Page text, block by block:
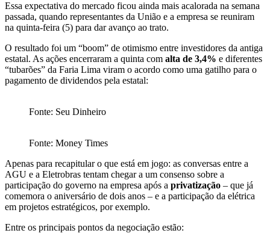
Essa expectativa do mercado ficou ainda mais acalorada na semana
passada, quando representantes da União e a empresa se reuniram
na quinta-feira (5) para dar avanço ao trato.
O resultado foi um “boom” de otimismo entre investidores da antiga
estatal. As ações encerraram a quinta com alta de 3,4% e diferentes
“tubarões” da Faria Lima viram o acordo como uma gatilho para o
pagamento de dividendos pela estatal:
Fonte: Seu Dinheiro
Fonte: Money Times
Apenas para recapitular o que está em jogo: as conversas entre a
AGU e a Eletrobras tentam chegar a um consenso sobre a
participação do governo na empresa após a privatização – que já
comemora o aniversário de dois anos – e a participação da elétrica
em projetos estratégicos, por exemplo.
Entre os principais pontos da negociação estão: